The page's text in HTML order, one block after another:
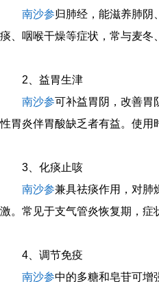
南沙参归肺经，能滋养肺阴
痰、咽喉干燥等症状，常与麦冬
2、益胃生津
南沙参可补益胃阴，改善胃
性胃炎伴胃酸缺乏者有益。使用
3、化痰止咳
南沙参兼具祛痰作用，对肺
激。常见于支气管炎恢复期，症
4、调节免疫
南沙参中的多糖和皂苷可增